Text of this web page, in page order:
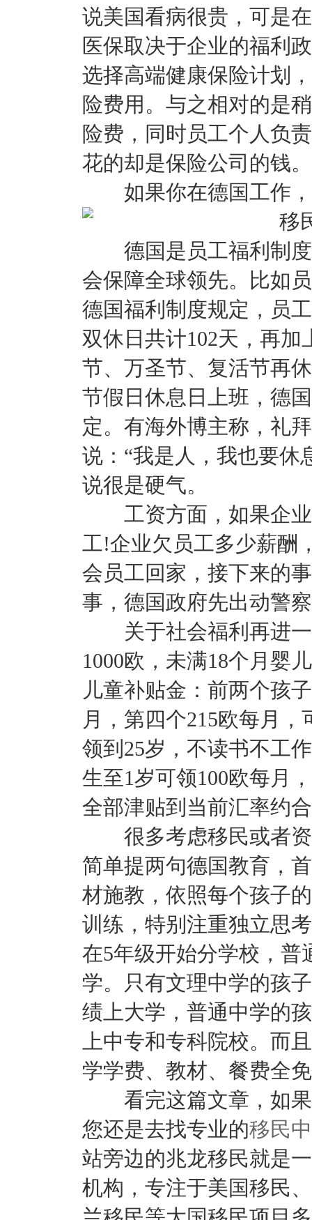
说美国看病很贵，可是
医保取决于企业的福利
选择高端健康保险计划
险费用。与之相对的是
险费，同时员工个人负
花的却是保险公司的钱。
如果你在德国工作，
德国是员工福利制度
会保障全球领先。比如
德国福利制度规定，员
双休日共计102天，再加
节、万圣节、复活节再
节假日休息日上班，德
定。有海外博主称，礼
说：“我是人，我也要休
说很是硬气。
工资方面，如果企业
工!企业欠员工多少薪酬
会员工回家，接下来的
事，德国政府先出动警
关于社会福利再进一
1000欧，未满18个月婴
儿童补贴金：前两个孩
月，第四个215欧每月
领到25岁，不读书不工
生至1岁可领100欧每月
全部津贴到当前汇率约
很多考虑移民或者资
简单提两句德国教育，
材施教，依照每个孩子
训练，特别注重独立思
在5年级开始分学校，普
学。只有文理中学的孩
绩上大学，普通中学的
上中专和专科院校。而
学学费、教材、餐费全
看完这篇文章，如果
您还是去找专业的移民
站旁边的兆龙移民就是
机构，专注于美国移民